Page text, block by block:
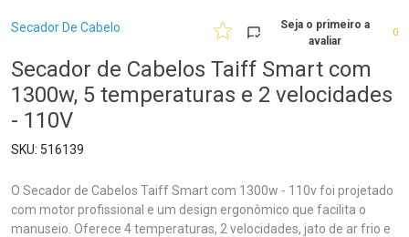
Breadcrumb
Secador De Cabelo
Seja o primeiro a
avaliar
0
Secador de Cabelos Taiff Smart com
1300w, 5 temperaturas e 2 velocidades
- 110V
516139
O Secador de Cabelos Taiff Smart com 1300w - 110v foi projetado
com motor profissional e um design ergonômico que facilita o
manuseio. Oferece 4 temperaturas, 2 velocidades, jato de ar frio e